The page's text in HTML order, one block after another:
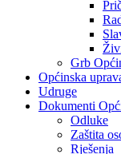
Grb
Općinska
Udruge
Dokumenti
Odluke
Zaštita
Rješenja